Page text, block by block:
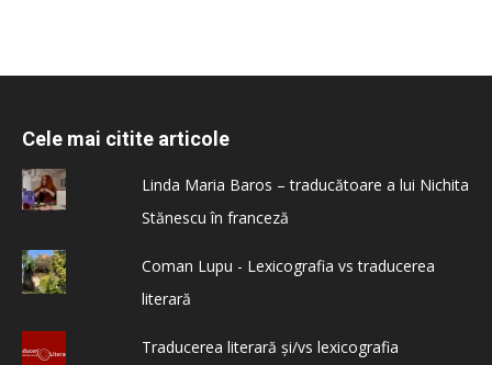
Cele mai citite articole
Linda Maria Baros – traducătoare a lui Nichita
Stănescu în franceză
Coman Lupu - Lexicografia vs traducerea
literară
Traducerea literară și/vs lexicografia